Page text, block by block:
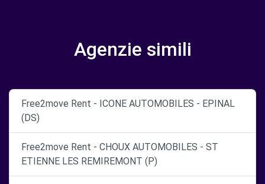
Agenzie simili
Free2move Rent - ICONE AUTOMOBILES - EPINAL
(DS)
Free2move Rent - CHOUX AUTOMOBILES - ST
ETIENNE LES REMIREMONT (P)